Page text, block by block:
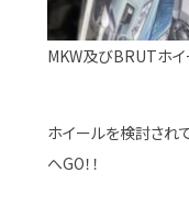
MKW及びBRUTホイ
ホイールを検討され
へGO！！